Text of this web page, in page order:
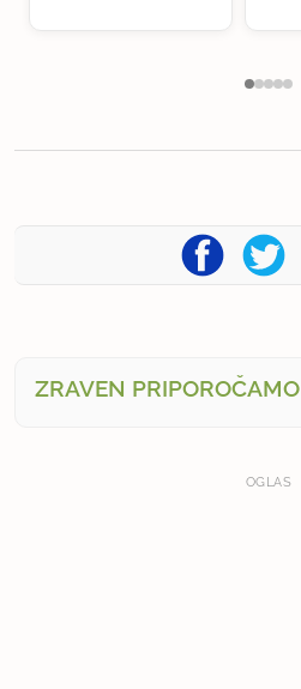
ZRAVEN PRIPOROČAMO
OGLAS